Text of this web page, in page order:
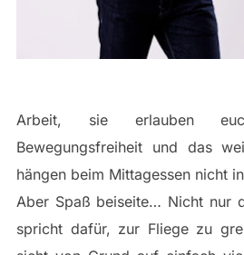
Arbeit, sie erlauben
Bewegungsfreiheit und das
hängen beim Mittagessen nicht
Aber Spaß beiseite… Nicht nur
spricht dafür, zur Fliege zu